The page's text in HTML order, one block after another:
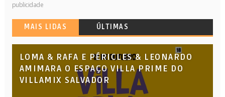
publicidade
MAIS LIDAS ÚLTIMAS
LOMA & RAFA E PÉRICLES & LEONARDO
AMIMARA O ESPAÇO VILLA PRIME DO
VILLAMIX SALVADOR